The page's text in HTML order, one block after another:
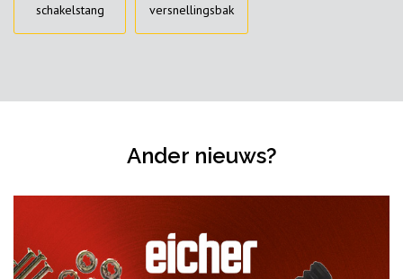
schakelstang versnellingsbak
Ander nieuws?